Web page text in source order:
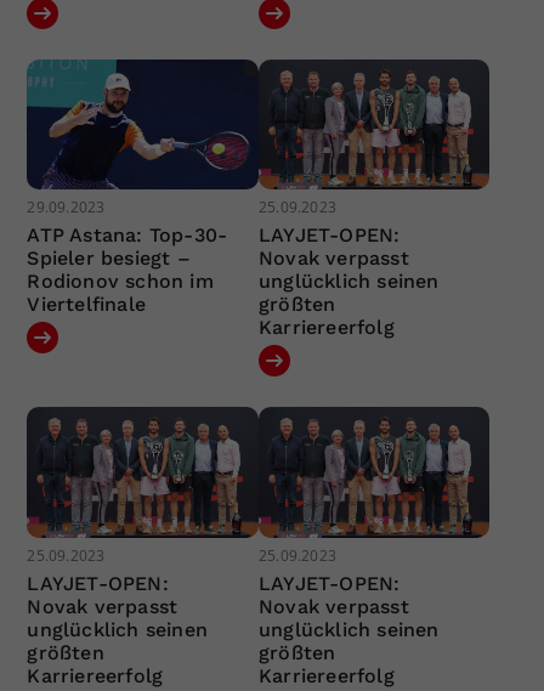
29.09.2023
ATP Astana: Top-30-
Spieler besiegt –
Rodionov schon im
Viertelfinale
25.09.2023
LAYJET-OPEN:
Novak verpasst
unglücklich seinen
größten
Karriereerfolg
25.09.2023
LAYJET-OPEN:
Novak verpasst
unglücklich seinen
größten
Karriereerfolg
25.09.2023
LAYJET-OPEN:
Novak verpasst
unglücklich seinen
größten
Karriereerfolg